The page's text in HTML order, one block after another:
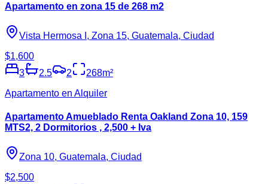
Apartamento en zona 15 de 268 m2
Vista Hermosa I, Zona 15, Guatemala, Ciudad
$1,600
3
2.5 2 268m²
Apartamento en Alquiler
Apartamento Amueblado Renta Oakland Zona 10, 159
MTS2, 2 Dormitorios , 2,500 + Iva
Zona 10, Guatemala, Ciudad
$2,500